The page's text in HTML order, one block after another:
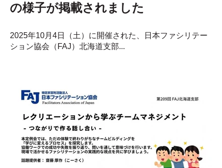
の様子が掲載されました
2025年10月4日（土）に開催された、日本ファシリテー
ション協会（FAJ）北海道支部...